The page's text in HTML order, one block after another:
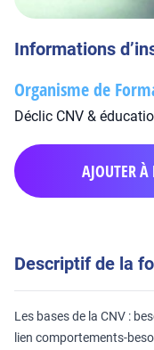
Informations
Organisme de
Déclic CNV &
AJOUTER
Descriptif de la
Les bases de la CNV :
lien comportements-